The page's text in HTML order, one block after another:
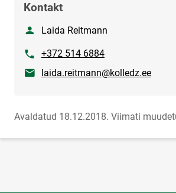
Kontakt
NimiLaida Reitmann
Telefon+372 514 6884
E-postlaida.reitmann@kolledz.ee
Avaldatud 18.12.2018. Viimati